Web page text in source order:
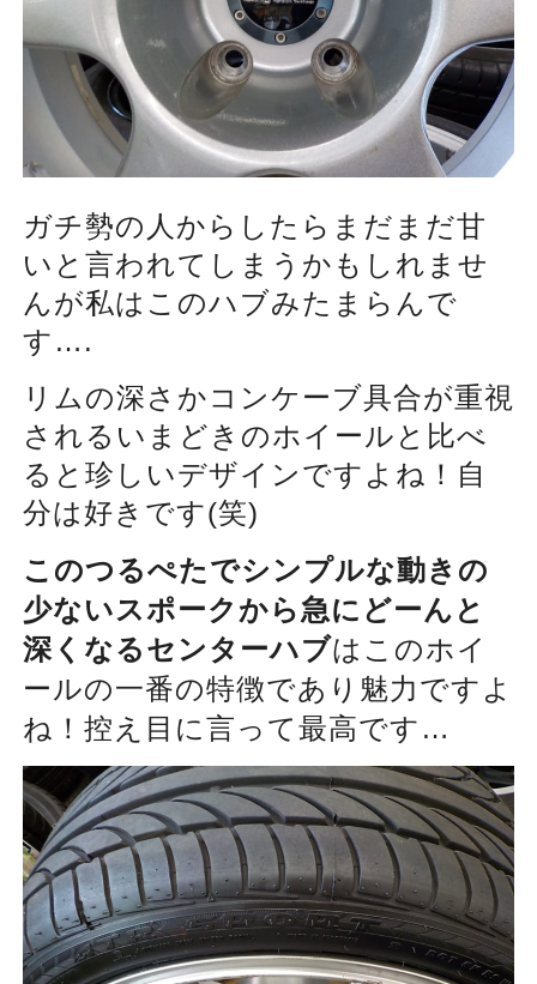
ガチ勢の人からしたらまだまだ甘
いと言われてしまうかもしれませ
んが私はこのハブみたまらんで
す….
リムの深さかコンケーブ具合が重視
されるいまどきのホイールと比べ
ると珍しいデザインですよね！自
分は好きです(笑)
このつるぺたでシンプルな動きの
少ないスポークから急にどーんと
深くなるセンターハブはこのホイ
ールの一番の特徴であり魅力ですよ
ね！控え目に言って最高です…